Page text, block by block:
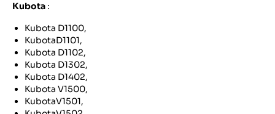
Kubota :
Kubota D1100,
KubotaD1101,
Kubota D1102,
Kubota D1302,
Kubota D1402,
Kubota V1500,
KubotaV1501,